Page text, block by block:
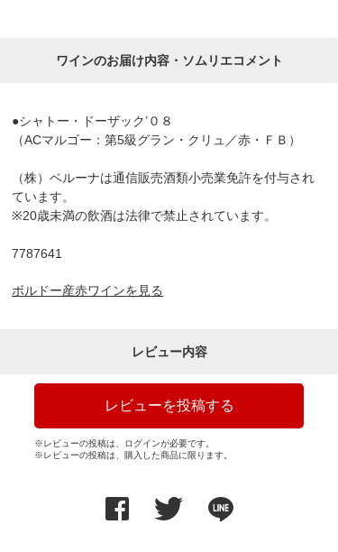
ワインのお届け内容・ソムリエコメント
●シャトー・ドーザック’０８
（ACマルゴー：第5級グラン・クリュ／赤・ＦＢ）
（株）ベルーナは通信販売酒類小売業免許を付与され
ています。
※20歳未満の飲酒は法律で禁止されています。
7787641
ボルドー産赤ワインを見る
レビュー内容
レビューを投稿する
※レビューの投稿は、ログインが必要です。
※レビューの投稿は、購入した商品に限ります。